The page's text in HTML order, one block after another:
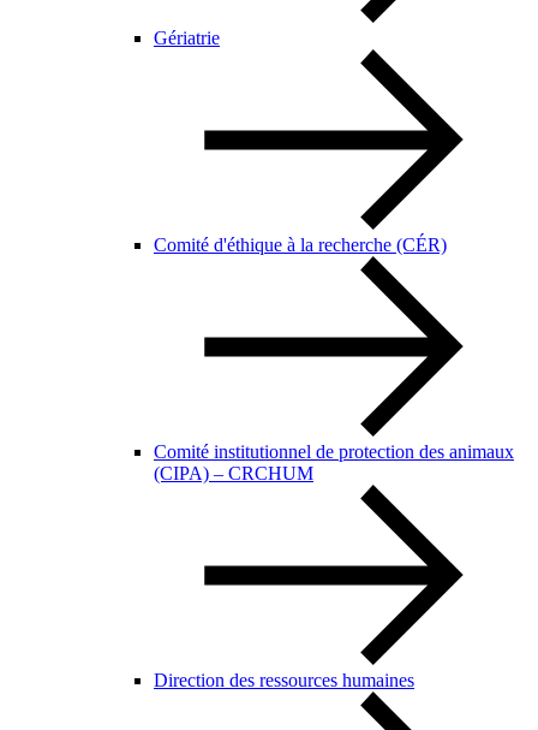
Gériatrie
Comité d'éthique à la recherche (CÉR)
Comité institutionnel de protection des animaux
(CIPA) – CRCHUM
Direction des ressources humaines